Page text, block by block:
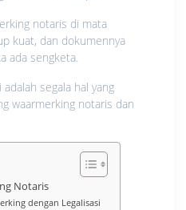
notaris di mata
kuat, dan dokumennya
ada sengketa.
segala hal yang
waarmerking notaris dan
Notaris
dengan Legalisasi